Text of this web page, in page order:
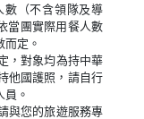
數（不含領隊及導
當團實際用餐人數
定。
，對象均為持中華
他國護照，請自行
。
與您的旅遊服務專